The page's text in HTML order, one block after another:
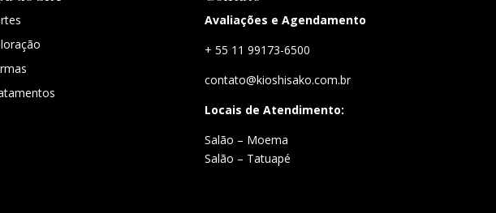
Avaliações e Agendamento
+ 55 11 99173-6500
contato@kioshisako.com.br
Locais de Atendimento:
Salão – Moema
Salão – Tatuapé